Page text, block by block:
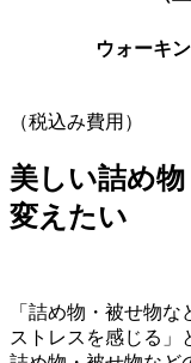
ウォーキ
（税込み費用）
美しい詰め
変えたい
「詰め物・被せ物
ストレスを感じる」